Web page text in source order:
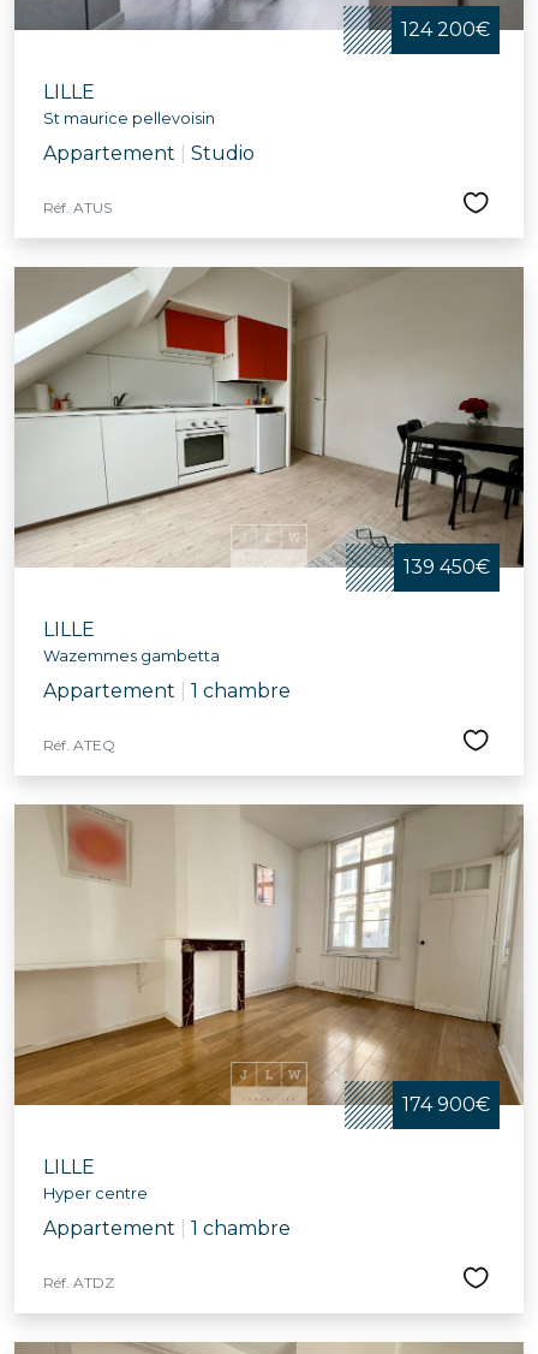
124 200€
LILLE
St maurice pellevoisin
Appartement Studio
Réf. ATUS
139 450€
LILLE
Wazemmes gambetta
Appartement 1 chambre
Réf. ATEQ
174 900€
LILLE
Hyper centre
Appartement 1 chambre
Réf. ATDZ